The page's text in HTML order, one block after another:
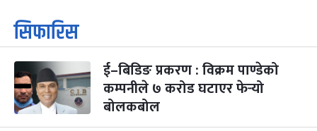
१
आइत
कार्तिक सङ्क्रान्ति
कार्तिक १, २०८३
३
मंगल
महानवमी
कार्तिक ३, २०८३-Oct 20, 2026
२ महिना बाँकी
४
सिफारिस
ई–बिडिङ प्रकरण : विक्रम पाण्डेको
कम्पनीले ७ करोड घटाएर फेर्‍यो
बोलकबोल